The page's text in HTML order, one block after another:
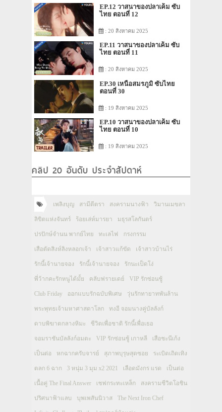
EP.12 วาสนาของปลาเค็ม ซับ
ไทย ตอนที่ 12
: 20 สิงหาคม 2025
EP.11 วาสนาของปลาเค็ม ซับ
ไทย ตอนที่ 11
: 20 สิงหาคม 2025
EP.30 เหนือสมรภูมิ ซับไทย
ตอนที่ 30
: 19 สิงหาคม 2025
EP.10 วาสนาของปลาเค็ม ซับ
ไทย ตอนที่ 10
: 19 สิงหาคม 2025
คลิป 20 อันดับ ประจำสัปดาห์
เพลิงบุญ สามีตีตรา สงครามนางฟ้า วิมานเมขลา
ลิขิตแห่งจันทร์ ร้อยเล่ห์มารยา มธุรสโลกันตร์
ปรปักษ์จำนน พากย์ไทย ทะเลไฟ กรงกรรม
เสือตัดสิงห์ลิงหลอกเจ้า เจ้าสาวแก้ขัด เจ้าสาวบ้านไร่
รักนี้เจ้านายจอง รักนี้เจ้านายจอง รักนะเป็ดโง่
พี่ว้ากคะรักหนูได้มั้ย คลับฟรายเดย์ VIP รักซ่อนชู้
Club Friday ออกแบบรักฉบับพิเศษ วุ่นรักทายาทพันล้าน
พระพุทธเจ้ามหาศาสดาโลก ทงอี จอมนางคู่บัลลังก์
ดาบพิฆาตกลางหิมะ ชีวิตเพื่อชาติ รักนี้เพื่อเธอ
จอมราชันบัลลังก์อมตะ VIP รักซ่อนชู้ เกาหลี เสือชะนีเก้ง
เป็นต่อ หกฉากครับจารย์ สุภาพบุรุษสุดซอย ระเบิดเถิดเทิง
ตลก 6 ฉาก 3 หนุ่ม 3 มุม x2 2021 เลือดมังกร แรด เป็นต่อ
เนื้อคู่ The Final Answer เชฟกระทะเหล็ก สงครามชีวิตโอชิน
ปริศนาฟ้าแลบ บุพเพสันนิวาส The Next Iron Chef